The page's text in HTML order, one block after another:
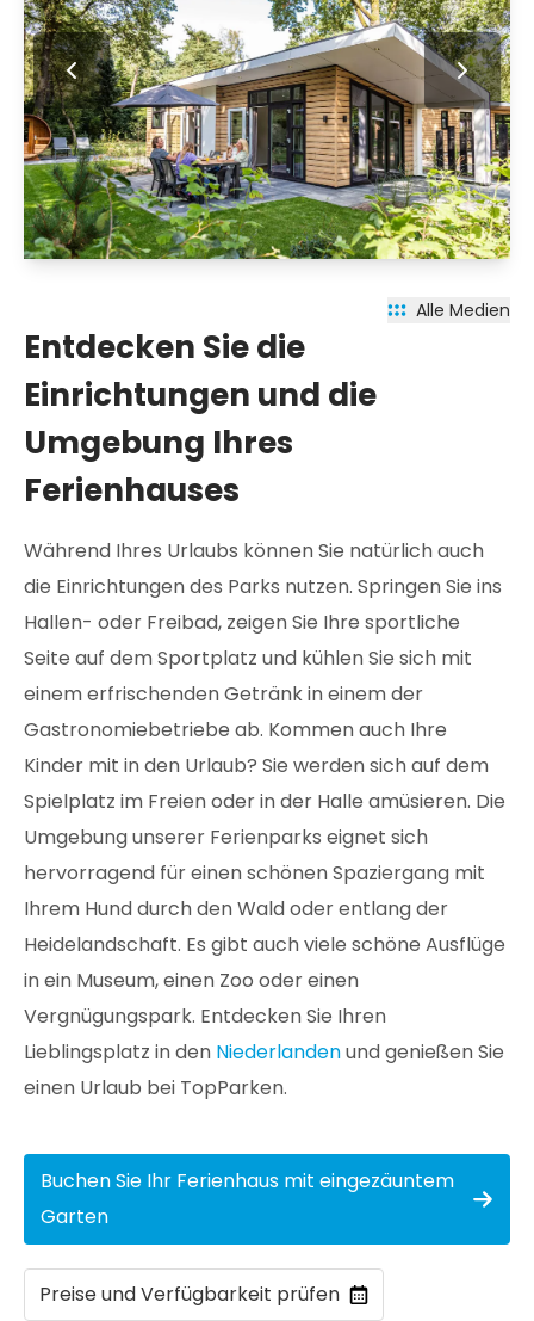
Alle Medien
Entdecken Sie die
Einrichtungen und die
Umgebung Ihres
Ferienhauses
Während Ihres Urlaubs können Sie natürlich auch
die Einrichtungen des Parks nutzen. Springen Sie ins
Hallen- oder Freibad, zeigen Sie Ihre sportliche
Seite auf dem Sportplatz und kühlen Sie sich mit
einem erfrischenden Getränk in einem der
Gastronomiebetriebe ab. Kommen auch Ihre
Kinder mit in den Urlaub? Sie werden sich auf dem
Spielplatz im Freien oder in der Halle amüsieren. Die
Umgebung unserer Ferienparks eignet sich
hervorragend für einen schönen Spaziergang mit
Ihrem Hund durch den Wald oder entlang der
Heidelandschaft. Es gibt auch viele schöne Ausflüge
in ein Museum, einen Zoo oder einen
Vergnügungspark. Entdecken Sie Ihren
Lieblingsplatz in den Niederlandenund genießen Sie
einen Urlaub bei TopParken.
Buchen Sie Ihr Ferienhaus mit eingezäuntem
Garten
Preise und Verfügbarkeit prüfen